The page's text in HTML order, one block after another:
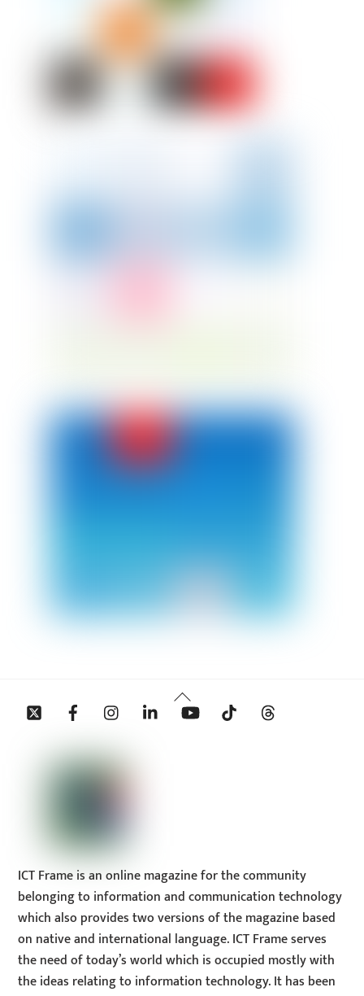
Back
To
Twitter Facebook InstagramLinkedin YouTube Tiktok
ICT Frame is an online magazine for the community
belonging to information and communication technology
which also provides two versions of the magazine based
on native and international language. ICT Frame serves
the need of today’s world which is occupied mostly with
the ideas relating to information technology. It has been